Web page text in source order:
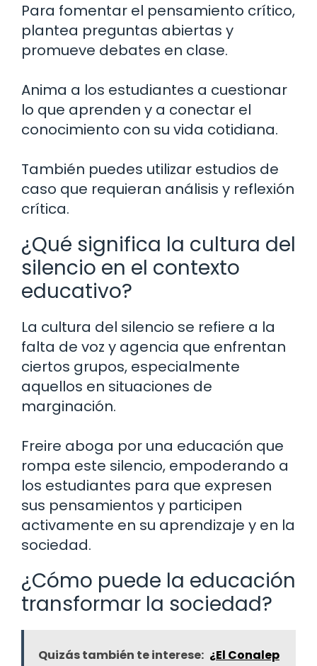
Para fomentar el pensamiento crítico,
plantea preguntas abiertas y
promueve debates en clase.
Anima a los estudiantes a cuestionar
lo que aprenden y a conectar el
conocimiento con su vida cotidiana.
También puedes utilizar estudios de
caso que requieran análisis y reflexión
crítica.
¿Qué significa la cultura del
silencio en el contexto
educativo?
La cultura del silencio se refiere a la
falta de voz y agencia que enfrentan
ciertos grupos, especialmente
aquellos en situaciones de
marginación.
Freire aboga por una educación que
rompa este silencio, empoderando a
los estudiantes para que expresen
sus pensamientos y participen
activamente en su aprendizaje y en la
sociedad.
¿Cómo puede la educación
transformar la sociedad?
Quizás también te interese: ¿El Conalep